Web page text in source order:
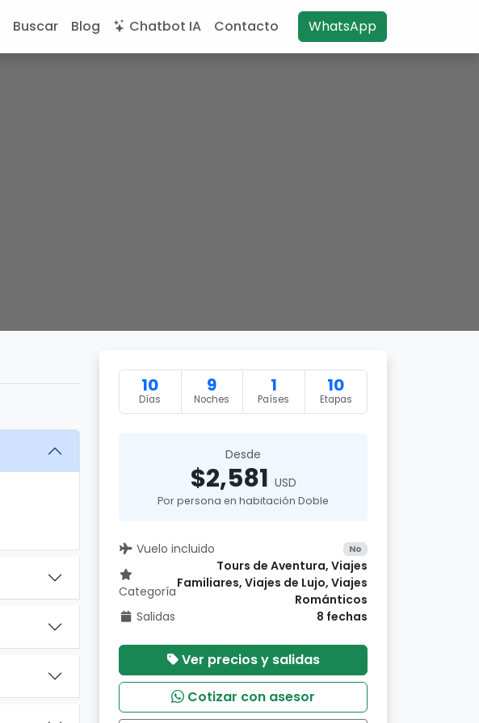
Buscar Blog Chatbot IA Contacto WhatsApp
10
Días
9
Noches
1
Países
10
Etapas
Desde
$2,581 USD
Por persona en habitación Doble
Vuelo incluido No
Categoría
Tours de Aventura, Viajes
Familiares, Viajes de Lujo, Viajes
Románticos
Salidas
8 fechas
Ver precios y salidas
Cotizar con asesor